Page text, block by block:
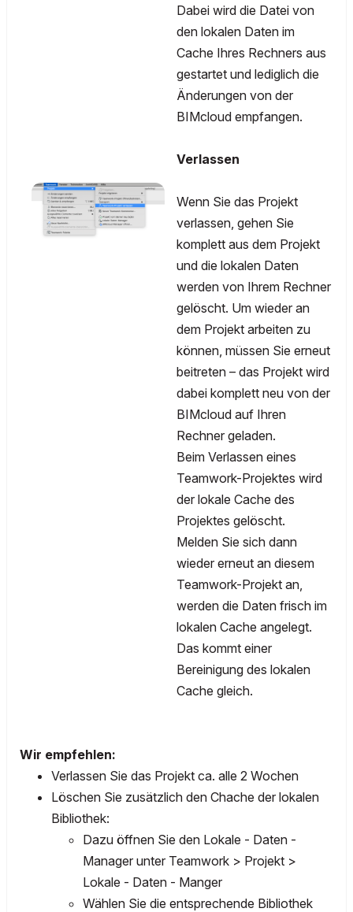
Dabei wird die Datei von
den lokalen Daten im
Cache Ihres Rechners aus
gestartet und lediglich die
Änderungen von der
BIMcloud empfangen.
Verlassen
Wenn Sie das Projekt
verlassen, gehen Sie
komplett aus dem Projekt
und die lokalen Daten
werden von Ihrem Rechner
gelöscht. Um wieder an
dem Projekt arbeiten zu
können, müssen Sie erneut
beitreten – das Projekt wird
dabei komplett neu von der
BIMcloud auf Ihren
Rechner geladen.
Beim Verlassen eines
Teamwork-Projektes wird
der lokale Cache des
Projektes gelöscht.
Melden Sie sich dann
wieder erneut an diesem
Teamwork-Projekt an,
werden die Daten frisch im
lokalen Cache angelegt.
Das kommt einer
Bereinigung des lokalen
Cache gleich.
Wir empfehlen:
Verlassen Sie das Projekt ca. alle 2 Wochen
Löschen Sie zusätzlich den Chache der lokalen
Bibliothek:
Dazu öffnen Sie den Lokale - Daten -
Manager unter Teamwork > Projekt >
Lokale - Daten - Manger
Wählen Sie die entsprechende Bibliothek